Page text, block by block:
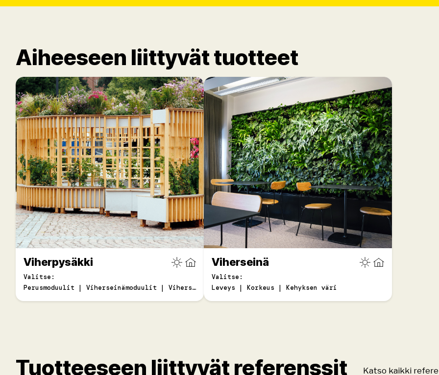
Aiheeseen liittyvät tuotteet
Viherpysäkki
Valitse:
Perusmoduulit | Viherseinämoduulit | Viherseinämoduulin lisäosat
Viherseinä
Valitse:
Leveys | Korkeus | Kehyksen väri
Tuotteeseen liittyvät referenssit Katso kaikki